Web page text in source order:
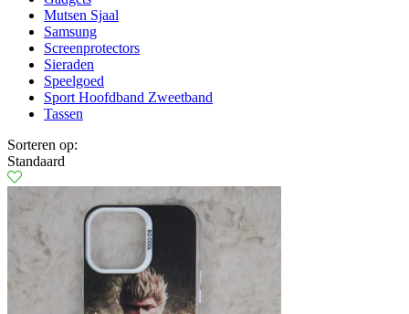
Mutsen Sjaal
Samsung
Screenprotectors
Sieraden
Speelgoed
Sport Hoofdband Zweetband
Tassen
Sorteren op:
Standaard